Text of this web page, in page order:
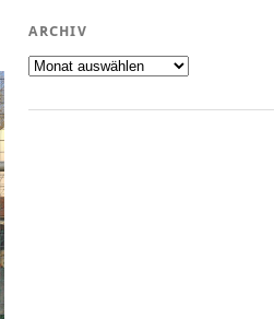
ARCHIV
Archiv